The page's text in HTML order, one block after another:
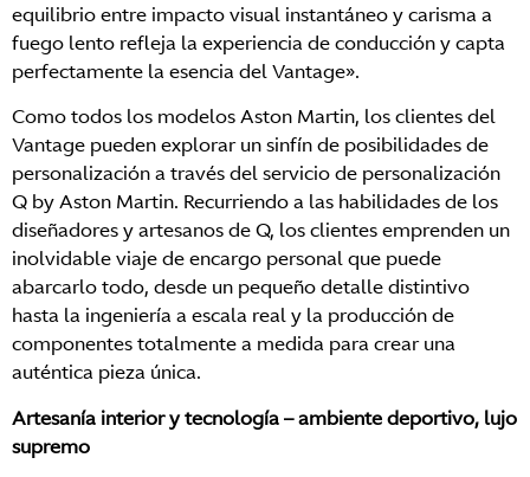
equilibrio entre impacto visual instantáneo y carisma a
fuego lento refleja la experiencia de conducción y capta
perfectamente la esencia del Vantage».
Como todos los modelos Aston Martin, los clientes del
Vantage pueden explorar un sinfín de posibilidades de
personalización a través del servicio de personalización
Q by Aston Martin. Recurriendo a las habilidades de los
diseñadores y artesanos de Q, los clientes emprenden un
inolvidable viaje de encargo personal que puede
abarcarlo todo, desde un pequeño detalle distintivo
hasta la ingeniería a escala real y la producción de
componentes totalmente a medida para crear una
auténtica pieza única.
Artesanía interior y tecnología– ambiente deportivo, lujo
supremo